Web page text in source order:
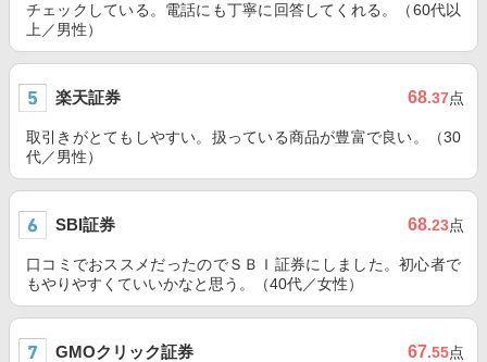
チェックしている。電話にも丁寧に回答してくれる。（60代以
上／男性）
楽天証券 68.37点
取引きがとてもしやすい。扱っている商品が豊富で良い。（30
代／男性）
SBI証券 68.23点
口コミでおススメだったのでＳＢＩ証券にしました。初心者で
もやりやすくていいかなと思う。（40代／女性）
GMOクリック証券 67.55点